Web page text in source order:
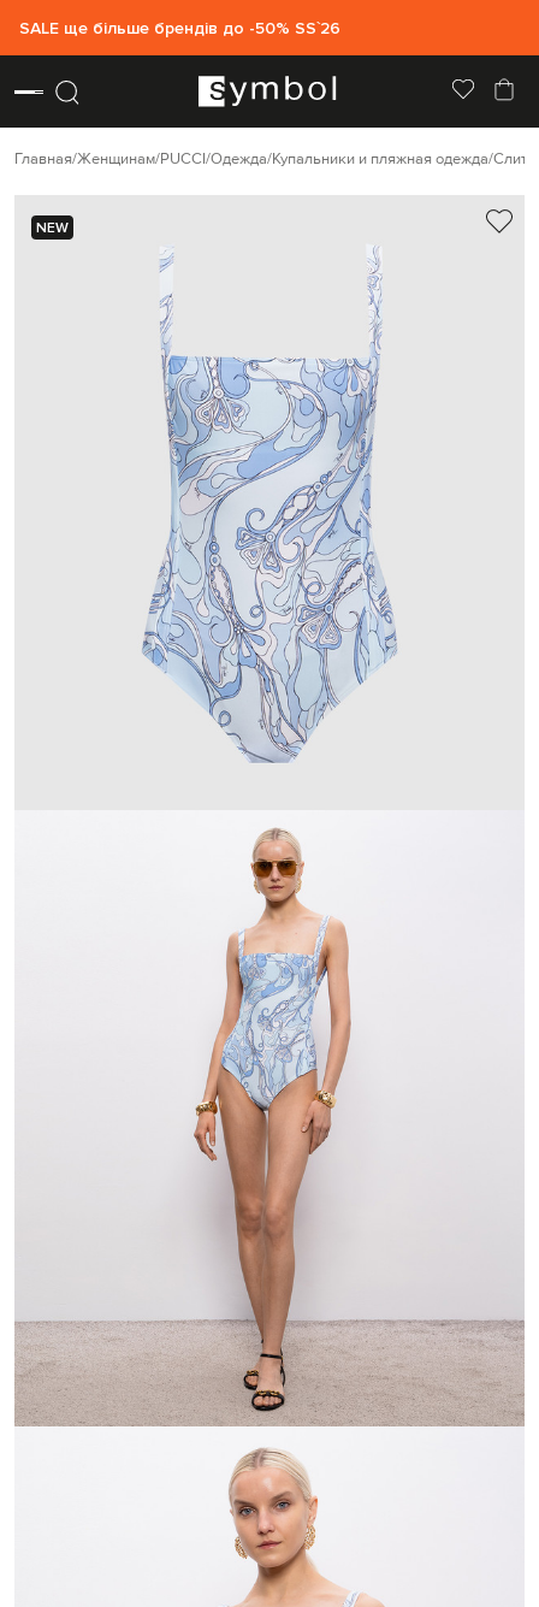
SALE ще більше брендів до -50% SS`26
Главная Женщинам PUCCI Одежда Купальники и пляжная одежда
NEW